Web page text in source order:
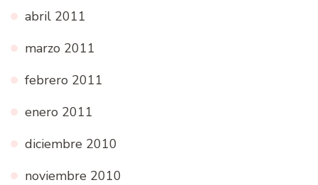
abril 2011
marzo 2011
febrero 2011
enero 2011
diciembre 2010
noviembre 2010